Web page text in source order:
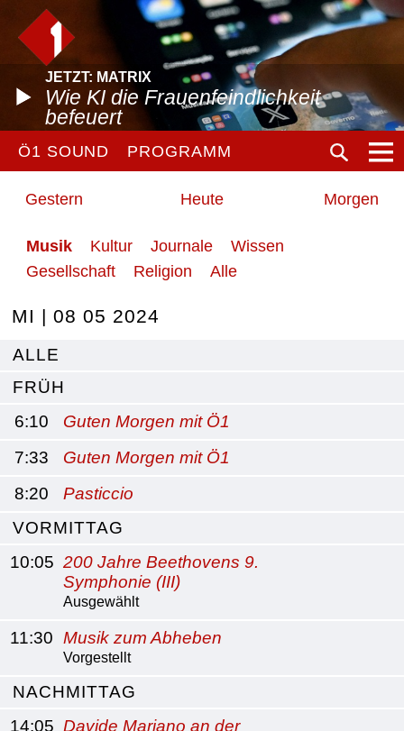
JETZT: MATRIX
Wie KI die Frauenfeindlichkeit
befeuert
Ö1 SOUND PROGRAMM
Gestern Heute Morgen
Musik Kultur Journale
Wissen
Gesellschaft
Religion Alle
MI | 08 05 2024
ALLE
FRÜH
6:10
Guten Morgen mit Ö1
7:33
Guten Morgen mit Ö1
8:20
Pasticcio
VORMITTAG
10:05 200 Jahre Beethovens 9.
Symphonie (III)
Ausgewählt
11:30 Musik zum Abheben
Vorgestellt
NACHMITTAG
14:05 Davide Mariano an der